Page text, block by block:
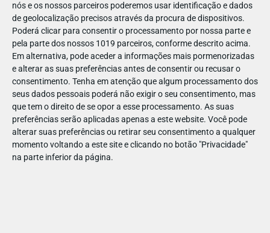
nós e os nossos parceiros poderemos usar identificação e dados
de geolocalização precisos através da procura de dispositivos.
Poderá clicar para consentir o processamento por nossa parte e
pela parte dos nossos 1019 parceiros, conforme descrito acima.
Em alternativa, pode aceder a informações mais pormenorizadas
e alterar as suas preferências antes de consentir ou recusar o
consentimento. Tenha em atenção que algum processamento dos
seus dados pessoais poderá não exigir o seu consentimento, mas
que tem o direito de se opor a esse processamento. As suas
preferências serão aplicadas apenas a este website. Você pode
alterar suas preferências ou retirar seu consentimento a qualquer
momento voltando a este site e clicando no botão "Privacidade"
na parte inferior da página.
22
63531755589743